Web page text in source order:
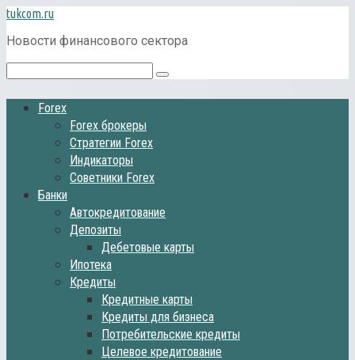
Перейти
к
контенту
tukcom.ru
Новости финансового сектора
Поиск:
Forex
Forex брокеры
Стратегии Forex
Индикаторы
Советники Forex
Банки
Автокредитование
Депозиты
Дебетовые карты
Ипотека
Кредиты
Кредитные карты
Кредиты для бизнеса
Потребительские кредиты
Целевое кредитование